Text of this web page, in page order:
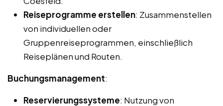
Reiseprogramme erstellen: Zusammenstellen
von individuellen oder
Gruppenreiseprogrammen, einschließlich
Reiseplänen und Routen.
Buchungsmanagement:
Reservierungssysteme: Nutzung von